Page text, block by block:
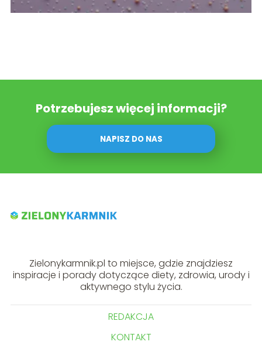
Potrzebujesz więcej informacji?
NAPISZ DO NAS
Zielonykarmnik.pl to miejsce, gdzie znajdziesz
inspiracje i porady dotyczące diety, zdrowia, urody i
aktywnego stylu życia.
REDAKCJA
KONTAKT